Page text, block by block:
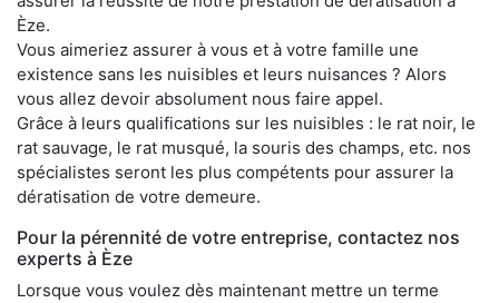
Èze.
Vous aimeriez assurer à vous et à votre famille une
existence sans les nuisibles et leurs nuisances ? Alors
vous allez devoir absolument nous faire appel.
Grâce à leurs qualifications sur les nuisibles : le rat noir, le
rat sauvage, le rat musqué, la souris des champs, etc. nos
spécialistes seront les plus compétents pour assurer la
dératisation de votre demeure.
Pour la pérennité de votre entreprise, contactez nos
experts à Èze
Lorsque vous voulez dès maintenant mettre un terme